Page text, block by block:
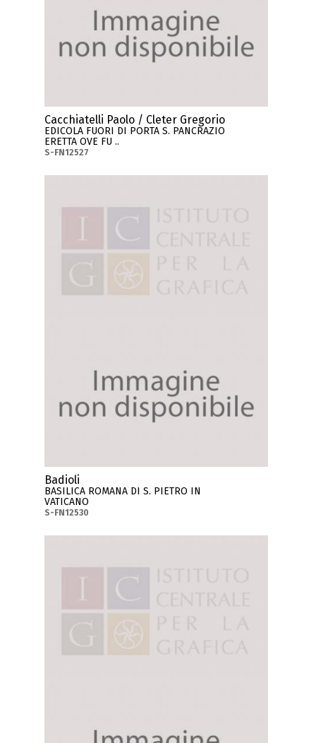
Cacchiatelli Paolo / Cleter Gregorio
EDICOLA FUORI DI PORTA S. PANCRAZIO
ERETTA OVE FU ..
S-FN12527
Badioli
BASILICA ROMANA DI S. PIETRO IN
VATICANO
S-FN12530